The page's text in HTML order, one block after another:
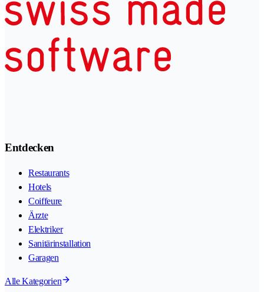
Entdecken
Restaurants
Hotels
Coiffeure
Ärzte
Elektriker
Sanitärinstallation
Garagen
Alle Kategorien